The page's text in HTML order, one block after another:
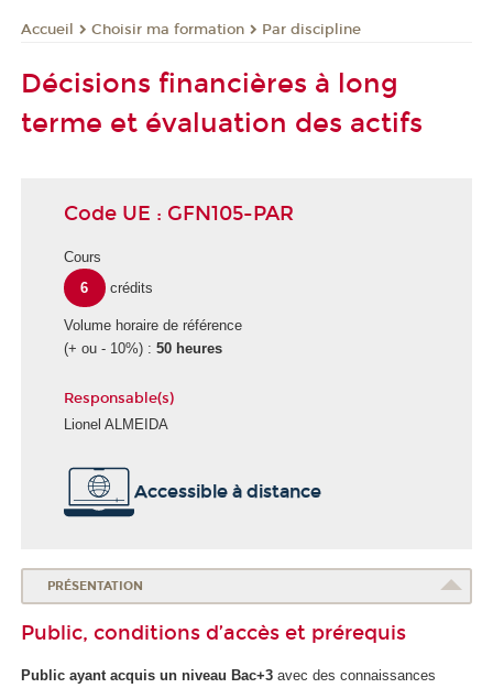
Accueil Choisir ma formation Par discipline
Décisions financières à long
terme et évaluation des actifs
Code UE : GFN105-PAR
Cours
6
crédits
Volume horaire de référence
(+ ou - 10%) : 50 heures
Responsable(s)
Lionel ALMEIDA
Accessible à distance
PRÉSENTATION
Public, conditions d’accès et prérequis
Public ayant acquis un niveau Bac+3 avec des connaissances